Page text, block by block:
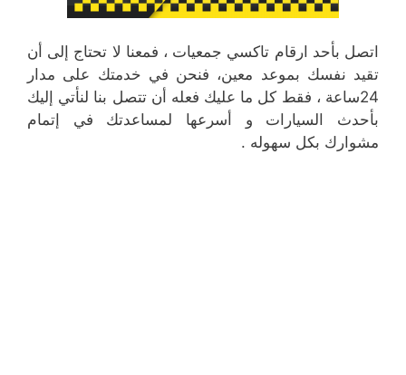
اتصل بأحد ارقام تاكسي جمعيات ، فمعنا لا تحتاج إلى أن
تقيد نفسك بموعد معين، فنحن في خدمتك على مدار
24ساعة ، فقط كل ما عليك فعله أن تتصل بنا لنأتي إليك
بأحدث السيارات و أسرعها لمساعدتك في إتمام
مشوارك بكل سهوله .